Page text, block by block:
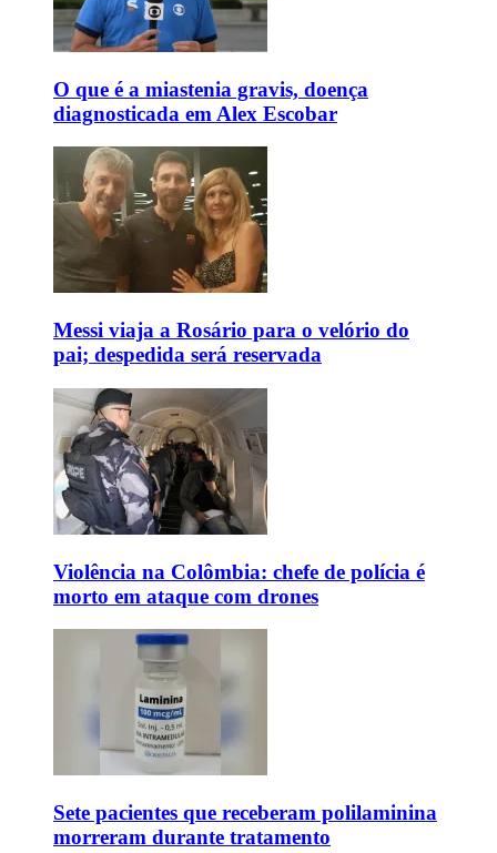
O que é a miastenia gravis, doença
diagnosticada em Alex Escobar
Messi viaja a Rosário para o velório do
pai; despedida será reservada
Violência na Colômbia: chefe de polícia é
morto em ataque com drones
Sete pacientes que receberam polilaminina
morreram durante tratamento